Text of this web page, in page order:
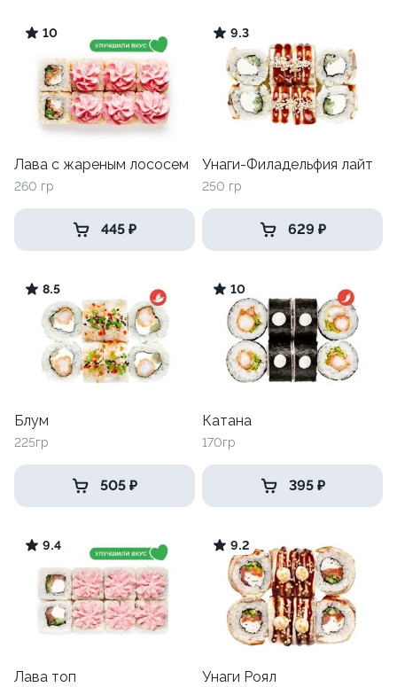
10
Лава с жареным лососем
260 гр
445 ₽
9.3
Унаги-Филадельфия лайт
250 гр
629 ₽
8.5
Блум
225гр
505 ₽
10
Катана
170гр
395 ₽
9.4
Лава топ
9.2
Унаги Роял